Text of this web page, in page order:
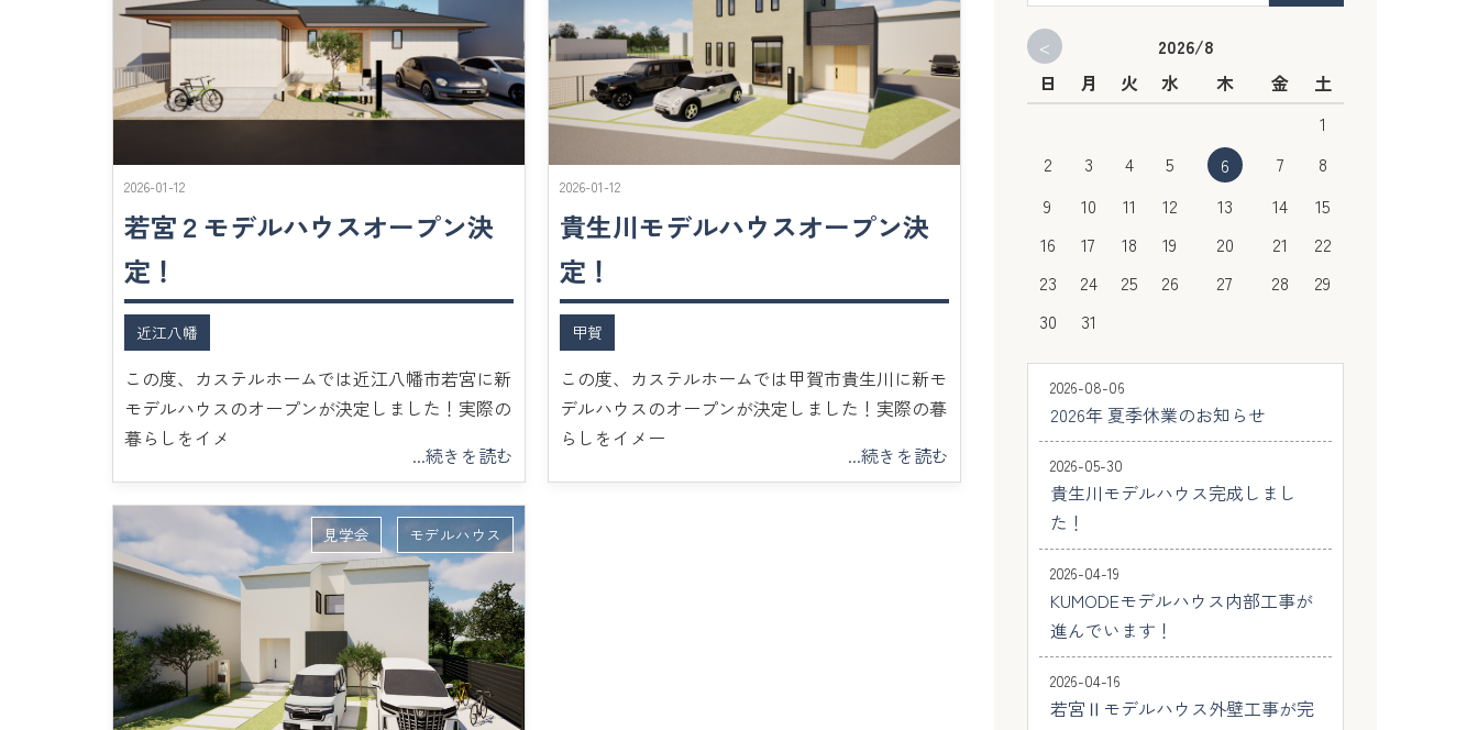
2026-01-12
若宮２モデルハウスオープン決
定！
近江八幡
この度、カステルホームでは近江八幡市若宮に新
モデルハウスのオープンが決定しました！実際の
暮らしをイメ
...続きを読む
2026-01-12
貴生川モデルハウスオープン決
定！
甲賀
この度、カステルホームでは甲賀市貴生川に新モ
デルハウスのオープンが決定しました！実際の暮
らしをイメー
...続きを読む
見学会 モデルハウス
<
2026/8
日
月 火 水 木 金
土
1
2
3 4 5 6 7
8
9
10 11 12 13 14
15
16
17 18 19 20 21
22
23
24 25 26 27 28
29
30
31
2026-08-06
2026年 夏季休業のお知らせ
2026-05-30
貴生川モデルハウス完成しまし
た！
2026-04-19
KUMODEモデルハウス内部工事が
進んでいます！
2026-04-16
若宮Ⅱモデルハウス外壁工事が完